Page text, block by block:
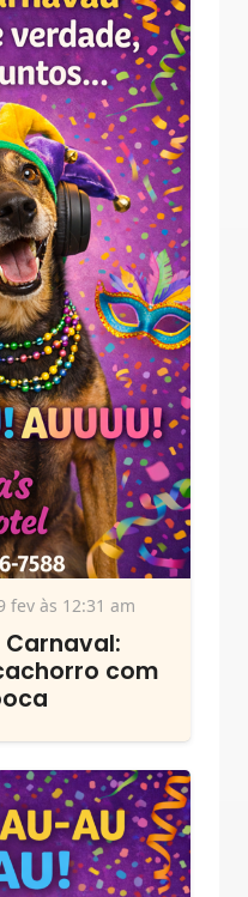
fev às 12:31 am
Carnaval:
com